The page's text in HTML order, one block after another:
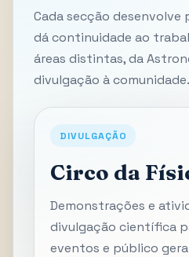
Cada secção
dá continuidade ao
áreas distintas, da
divulgação à comunidade.
DIVULGAÇÃO
Circo da
Demonstrações e
divulgação científica
eventos e público